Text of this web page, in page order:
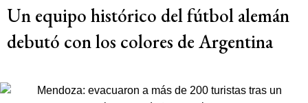
Un equipo histórico del fútbol alemán
debutó con los colores de Argentina